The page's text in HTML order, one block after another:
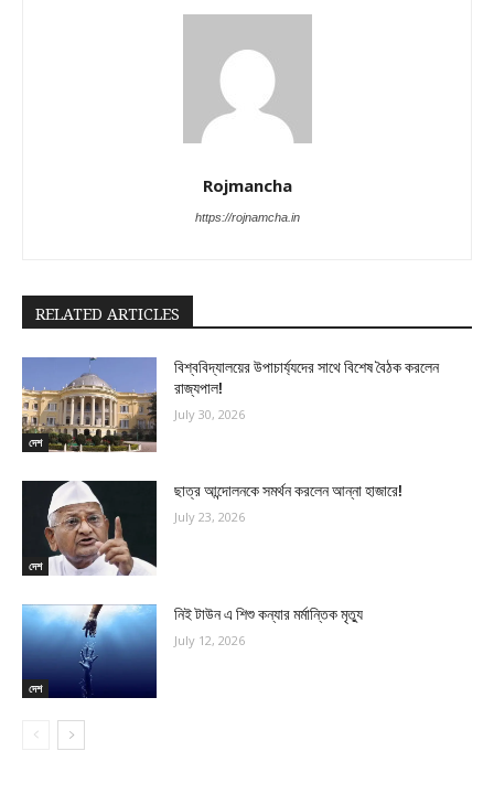
Rojmancha
https://rojnamcha.in
RELATED ARTICLES
দেশ
বিশ্ববিদ্যালয়ের উপাচার্য্যদের সাথে বিশেষ বৈঠক করলেন
রাজ্যপাল!
July 30, 2026
দেশ
ছাত্র আন্দোলনকে সমর্থন করলেন আন্না হাজারে!
July 23, 2026
দেশ
নিই টাউন এ শিশু কন্যার মর্মান্তিক মৃত্যু
July 12, 2026